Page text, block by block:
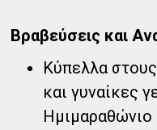
Βραβεύσεις και
Κύπελλα
και γυναίκες
Ημιμαραθώνιο